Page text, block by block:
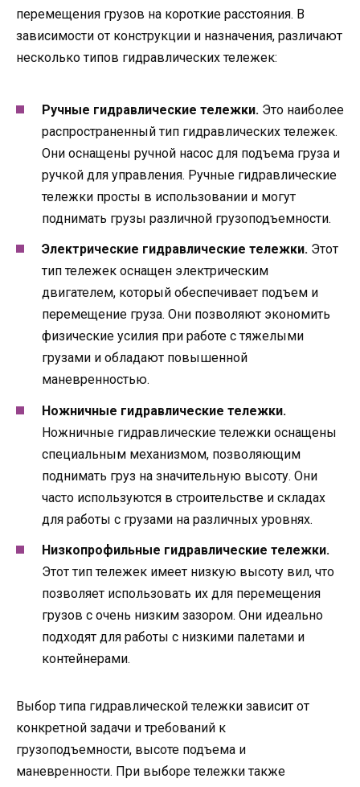
перемещения грузов на короткие расстояния. В
зависимости от конструкции и назначения, различают
несколько типов гидравлических тележек:
Ручные гидравлические тележки. Это наиболее
распространенный тип гидравлических тележек.
Они оснащены ручной насос для подъема груза и
ручкой для управления. Ручные гидравлические
тележки просты в использовании и могут
поднимать грузы различной грузоподъемности.
Электрические гидравлические тележки. Этот
тип тележек оснащен электрическим
двигателем, который обеспечивает подъем и
перемещение груза. Они позволяют экономить
физические усилия при работе с тяжелыми
грузами и обладают повышенной
маневренностью.
Ножничные гидравлические тележки.
Ножничные гидравлические тележки оснащены
специальным механизмом, позволяющим
поднимать груз на значительную высоту. Они
часто используются в строительстве и складах
для работы с грузами на различных уровнях.
Низкопрофильные гидравлические тележки.
Этот тип тележек имеет низкую высоту вил, что
позволяет использовать их для перемещения
грузов с очень низким зазором. Они идеально
подходят для работы с низкими палетами и
контейнерами.
Выбор типа гидравлической тележки зависит от
конкретной задачи и требований к
грузоподъемности, высоте подъема и
маневренности. При выборе тележки также